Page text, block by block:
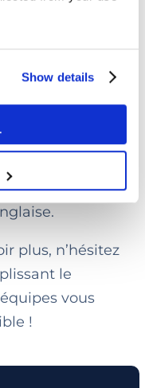
Show details
cette lancée et
les profils et tous
avec nos
bilingue et
basée sur la
plus, n’hésitez
le
vous
!